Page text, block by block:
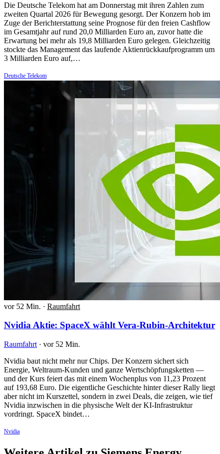
Die Deutsche Telekom hat am Donnerstag mit ihren Zahlen zum
zweiten Quartal 2026 für Bewegung gesorgt. Der Konzern hob im
Zuge der Berichterstattung seine Prognose für den freien Cashflow
im Gesamtjahr auf rund 20,0 Milliarden Euro an, zuvor hatte die
Erwartung bei mehr als 19,8 Milliarden Euro gelegen. Gleichzeitig
stockte das Management das laufende Aktienrückkaufprogramm um
3 Milliarden Euro auf,…
Deutsche Telekom
vor 52 Min. · Raumfahrt
Nvidia Aktie: SpaceX wählt Vera-Rubin-Architektur
Raumfahrt · vor 52 Min.
Nvidia baut nicht mehr nur Chips. Der Konzern sichert sich
Energie, Weltraum-Kunden und ganze Wertschöpfungsketten —
und der Kurs feiert das mit einem Wochenplus von 11,23 Prozent
auf 193,68 Euro. Die eigentliche Geschichte hinter dieser Rally liegt
aber nicht im Kurszettel, sondern in zwei Deals, die zeigen, wie tief
Nvidia inzwischen in die physische Welt der KI-Infrastruktur
vordringt. SpaceX bindet…
Nvidia